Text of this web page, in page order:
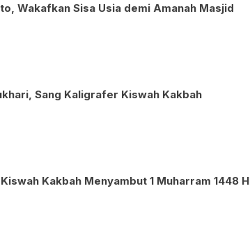
Wakafkan Sisa Usia demi Amanah Masjid
Sang Kaligrafer Kiswah Kakbah
Kakbah Menyambut 1 Muharram 1448 H